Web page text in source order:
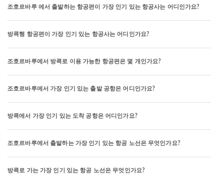
조호르바루 에서 출발하는 항공편이 가장 인기 있는 항공사는 어디인가요?
방콕행 항공편이 가장 인기 있는 항공사는 어디인가요?
조호르바루에서 방콕로 이용 가능한 항공편은 몇 개인가요?
조호르바루에서 가장 인기 있는 출발 공항은 어디인가요?
방콕에서 가장 인기 있는 도착 공항은 어디인가요?
조호르바루에서 출발하는 가장 인기 있는 항공 노선은 무엇인가요?
방콕로 가는 가장 인기 있는 항공 노선은 무엇인가요?